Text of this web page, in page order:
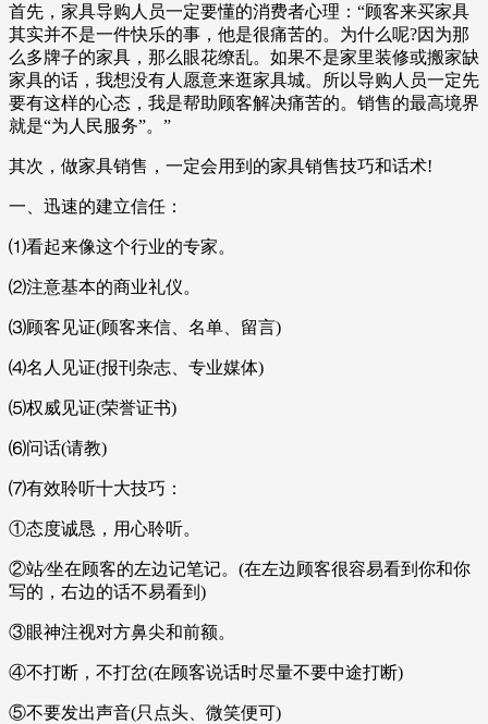
首先，家具导购人员一定要懂的消费者心理：“顾客来买家具
其实并不是一件快乐的事，他是很痛苦的。为什么呢?因为那
么多牌子的家具，那么眼花缭乱。如果不是家里装修或搬家缺
家具的话，我想没有人愿意来逛家具城。所以导购人员一定先
要有这样的心态，我是帮助顾客解决痛苦的。销售的最高境界
就是“为人民服务”。”
其次，做家具销售，一定会用到的家具销售技巧和话术!
一、迅速的建立信任：
⑴看起来像这个行业的专家。
⑵注意基本的商业礼仪。
⑶顾客见证(顾客来信、名单、留言)
⑷名人见证(报刊杂志、专业媒体)
⑸权威见证(荣誉证书)
⑹问话(请教)
⑺有效聆听十大技巧：
①态度诚恳，用心聆听。
②站∕坐在顾客的左边记笔记。(在左边顾客很容易看到你和你
写的，右边的话不易看到)
③眼神注视对方鼻尖和前额。
④不打断，不打岔(在顾客说话时尽量不要中途打断)
⑤不要发出声音(只点头、微笑便可)